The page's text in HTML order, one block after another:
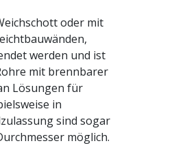
oder mit
werden und ist
mit brennbarer
Lösungen für
in
sind sogar
möglich.